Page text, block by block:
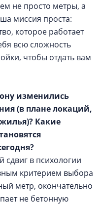
не просто метры, а
миссия проста:
которое работает
всю сложность
чтобы отдать вам
изменились
(в плане локаций,
Какие
в психологии
критерием выбора
метр, окончательно
не бетонную